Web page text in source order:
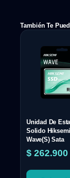
También Te
Unidad De
Solido
Wave(S) Sata
$ 262.900